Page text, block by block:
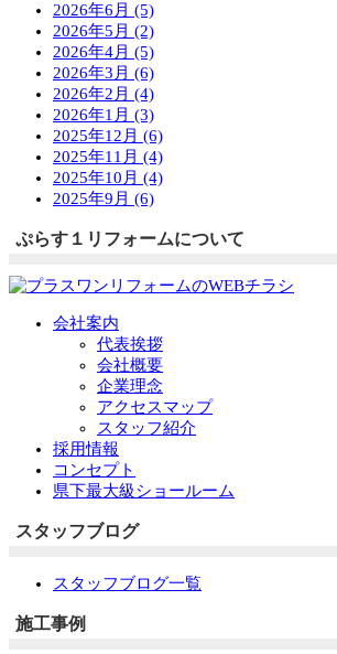
2026年6月 (5)
2026年5月 (2)
2026年4月 (5)
2026年3月 (6)
2026年2月 (4)
2026年1月 (3)
2025年12月 (6)
2025年11月 (4)
2025年10月 (4)
2025年9月 (6)
ぷらす１リフォームについて
会社案内
代表挨拶
会社概要
企業理念
アクセスマップ
スタッフ紹介
採用情報
コンセプト
県下最大級ショールーム
スタッフブログ
スタッフブログ一覧
施工事例